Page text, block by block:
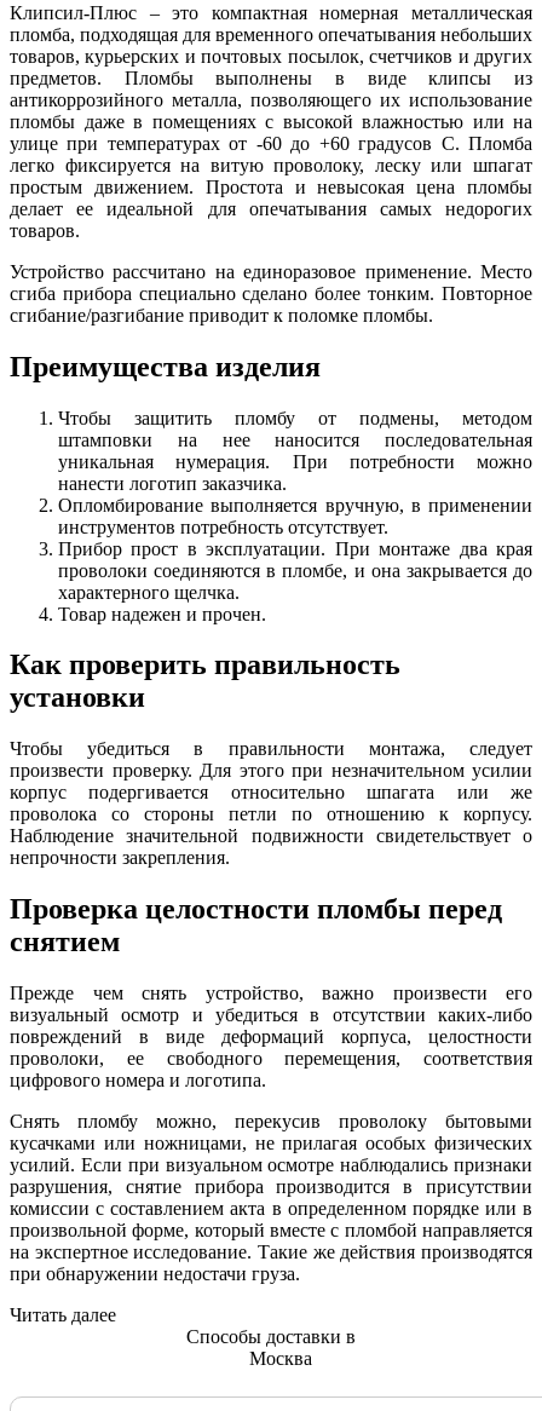
Клипсил-Плюс – это компактная номерная металлическая
пломба, подходящая для временного опечатывания небольших
товаров, курьерских и почтовых посылок, счетчиков и других
предметов. Пломбы выполнены в виде клипсы из
антикоррозийного металла, позволяющего их использование
пломбы даже в помещениях с высокой влажностью или на
улице при температурах от -60 до +60 градусов С. Пломба
легко фиксируется на витую проволоку, леску или шпагат
простым движением. Простота и невысокая цена пломбы
делает ее идеальной для опечатывания самых недорогих
товаров.
Устройство рассчитано на единоразовое применение. Место
сгиба прибора специально сделано более тонким. Повторное
сгибание/разгибание приводит к поломке пломбы.
Преимущества изделия
Чтобы защитить пломбу от подмены, методом
штамповки на нее наносится последовательная
уникальная нумерация. При потребности можно
нанести логотип заказчика.
Опломбирование выполняется вручную, в применении
инструментов потребность отсутствует.
Прибор прост в эксплуатации. При монтаже два края
проволоки соединяются в пломбе, и она закрывается до
характерного щелчка.
Товар надежен и прочен.
Как проверить правильность
установки
Чтобы убедиться в правильности монтажа, следует
произвести проверку. Для этого при незначительном усилии
корпус подергивается относительно шпагата или же
проволока со стороны петли по отношению к корпусу.
Наблюдение значительной подвижности свидетельствует о
непрочности закрепления.
Проверка целостности пломбы перед
снятием
Прежде чем снять устройство, важно произвести его
визуальный осмотр и убедиться в отсутствии каких-либо
повреждений в виде деформаций корпуса, целостности
проволоки, ее свободного перемещения, соответствия
цифрового номера и логотипа.
Снять пломбу можно, перекусив проволоку бытовыми
кусачками или ножницами, не прилагая особых физических
усилий. Если при визуальном осмотре наблюдались признаки
разрушения, снятие прибора производится в присутствии
комиссии с составлением акта в определенном порядке или в
произвольной форме, который вместе с пломбой направляется
на экспертное исследование. Такие же действия производятся
при обнаружении недостачи груза.
Читать далее
Способы доставки в
Москва